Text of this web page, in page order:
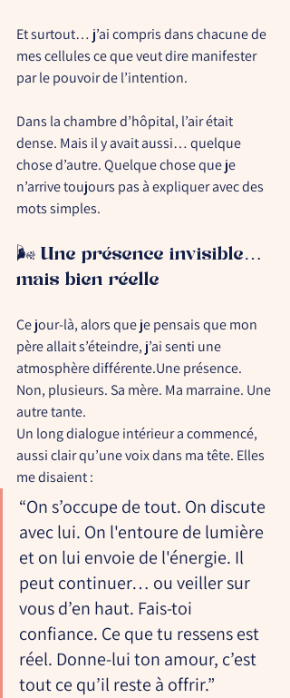
Et surtout… j’ai compris dans chacune de
mes cellules ce que veut dire manifester
par le pouvoir de l’intention.
Dans la chambre d’hôpital, l’air était
dense. Mais il y avait aussi… quelque
chose d’autre. Quelque chose que je
n’arrive toujours pas à expliquer avec des
mots simples.
🌬 Une présence invisible…
mais bien réelle
Ce jour-là, alors que je pensais que mon
père allait s’éteindre, j’ai senti une
atmosphère différente.Une présence.
Non, plusieurs. Sa mère. Ma marraine. Une
autre tante.
Un long dialogue intérieur a commencé,
aussi clair qu’une voix dans ma tête. Elles
me disaient :
“On s’occupe de tout. On discute
avec lui. On l'entoure de lumière
et on lui envoie de l'énergie. Il
peut continuer… ou veiller sur
vous d’en haut. Fais-toi
confiance. Ce que tu ressens est
réel. Donne-lui ton amour, c’est
tout ce qu’il reste à offrir.”